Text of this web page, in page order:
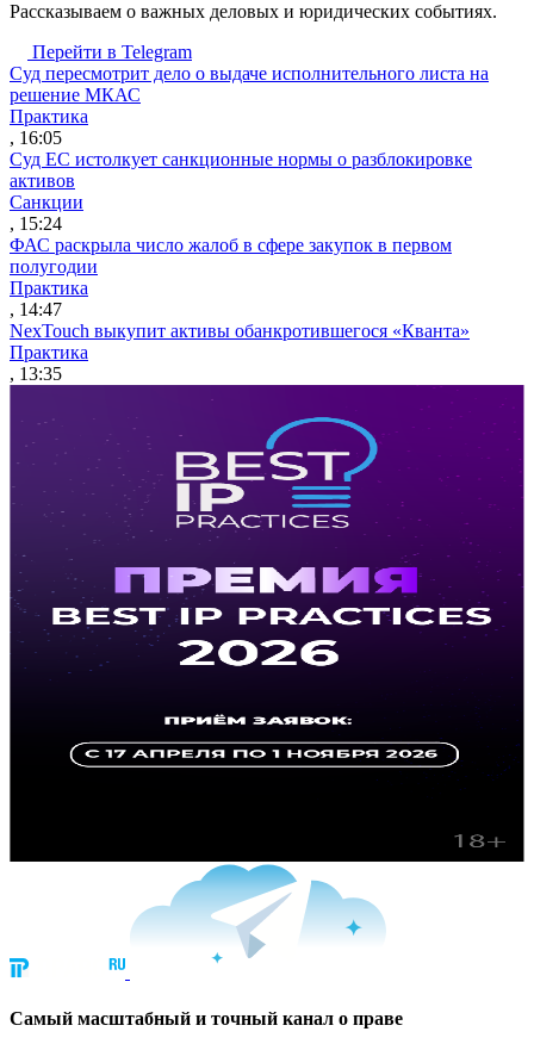
Рассказываем о важных деловых и юридических событиях.
Перейти в Telegram
Суд пересмотрит дело о выдаче исполнительного листа на
решение МКАС
Практика
, 16:05
Суд ЕС истолкует санкционные нормы о разблокировке
активов
Санкции
, 15:24
ФАС раскрыла число жалоб в сфере закупок в первом
полугодии
Практика
, 14:47
NexTouch выкупит активы обанкротившегося «Кванта»
Практика
, 13:35
Cамый масштабный и точный канал о праве